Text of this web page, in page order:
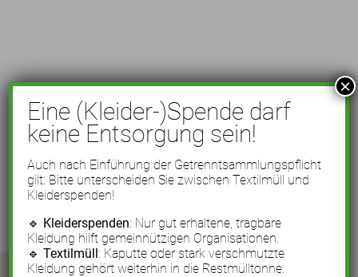
Eine (Kleider-)Spende darf
keine Entsorgung sein!
Auch nach Einführung der Getrenntsammlungspflicht
gilt: Bitte unterscheiden Sie zwischen Textilmüll und
Kleiderspenden!
🔹 Kleiderspenden: Nur gut erhaltene, tragbare
Kleidung hilft gemeinnützigen Organisationen.
🔹Textilmüll: Kaputte oder stark verschmutzte
Kleidung gehört weiterhin in die Restmülltonne.
×